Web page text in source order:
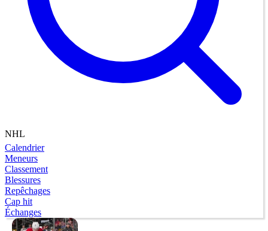
NHL
Calendrier
Meneurs
Classement
Blessures
Repêchages
Cap hit
Échanges